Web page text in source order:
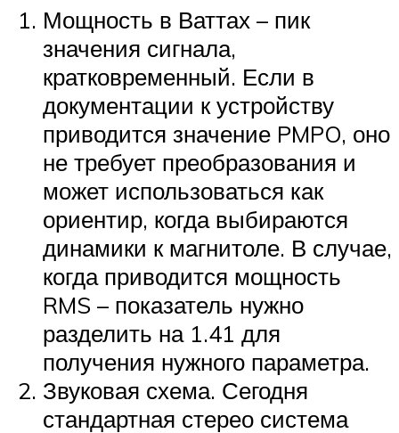
Мощность в Ваттах – пик
значения сигнала,
кратковременный. Если в
документации к устройству
приводится значение PMPO, оно
не требует преобразования и
может использоваться как
ориентир, когда выбираются
динамики к магнитоле. В случае,
когда приводится мощность
RMS – показатель нужно
разделить на 1.41 для
получения нужного параметра.
Звуковая схема. Сегодня
стандартная стерео система